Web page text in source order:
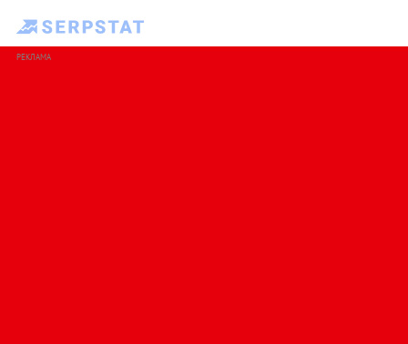
РЕКЛАМА